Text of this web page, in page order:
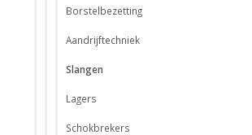
Borstelbezetting
Aandrijftechniek
Slangen
Lagers
Schokbrekers